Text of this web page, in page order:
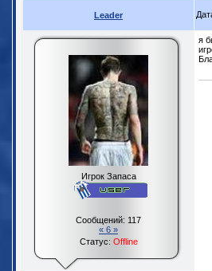
Leader
Игрок Запаса
Сообщений: 117
« 6 »
Статус: Offline
я